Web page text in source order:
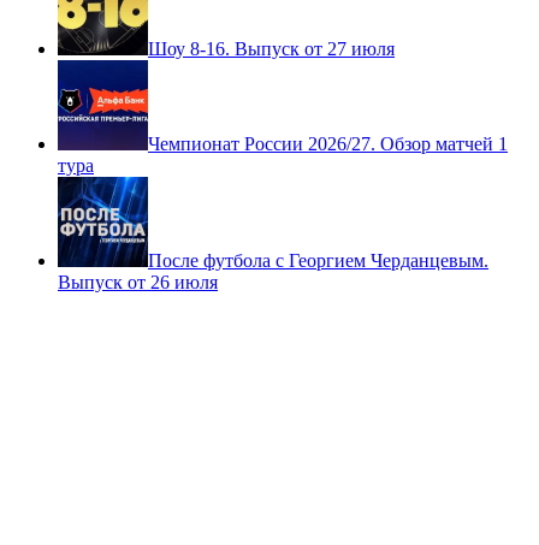
Шоу 8-16. Выпуск от 27 июля
Чемпионат России 2026/27. Обзор матчей 1
тура
После футбола с Георгием Черданцевым.
Выпуск от 26 июля